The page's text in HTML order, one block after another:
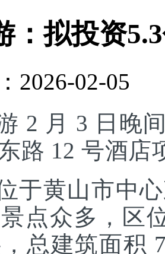
：拟投资
2026-02-05
2 月 3 日晚
路 12 号酒店
于黄山市中
点众多，区
总建筑面积